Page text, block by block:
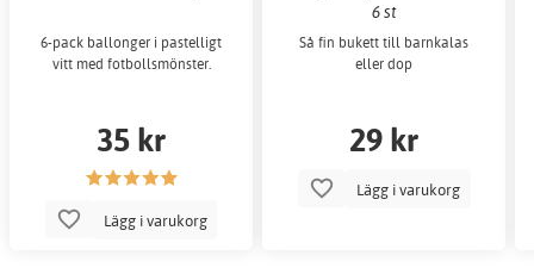
6-pack ballonger i pastelligt
vitt med fotbollsmönster.
35 kr
Lägg i varukorg
6 st
Så fin bukett till barnkalas
eller dop
29 kr
Lägg i varukorg